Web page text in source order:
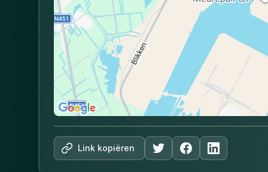
Link kopiëren